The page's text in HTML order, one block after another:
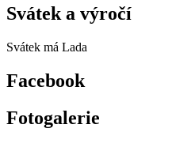
Svátek a výročí
Svátek má Lada
Facebook
Fotogalerie